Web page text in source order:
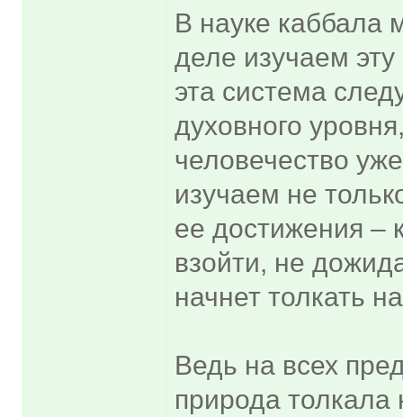
В науке каббала
деле изучаем
эта система
духовного
человечество
изучаем не
ее достижения –
взойти, не
начнет толкать
Ведь на всех
природа толкала